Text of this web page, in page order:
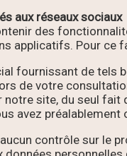
aux réseaux sociaux
des
applicatifs. Pour ce
fournissant de tels
de votre
notre site, du seul
avez
aucun contrôle sur le